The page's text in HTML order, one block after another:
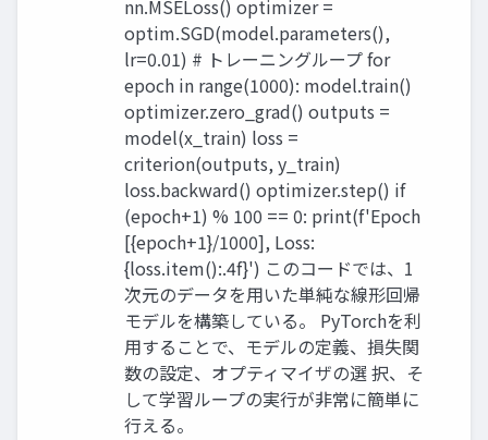
nn.MSELoss() optimizer =
optim.SGD(model.parameters(),
lr=0.01) # トレーニングループ for
epoch in range(1000): model.train()
optimizer.zero_grad() outputs =
model(x_train) loss =
criterion(outputs, y_train)
loss.backward() optimizer.step() if
(epoch+1) % 100 == 0: print(f'Epoch
[{epoch+1}/1000], Loss:
{loss.item():.4f}') このコードでは、1
次元のデータを用いた単純な線形回帰
モデルを構築している。 PyTorchを利
用することで、モデルの定義、損失関
数の設定、オプティマイザの選 択、そ
して学習ループの実行が非常に簡単に
行える。